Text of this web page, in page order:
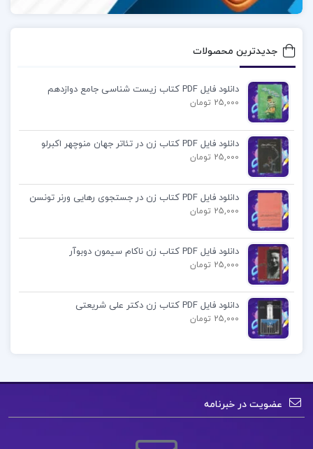
جدیدترین محصولات
دانلود فایل PDF کتاب زیست شناسی جامع دوازدهم
25,000 تومان
دانلود فایل PDF کتاب زن در تئاتر جهان منوچهر اکبرلو
25,000 تومان
دانلود فایل PDF کتاب زن در جستجوی رهایی ورنر تونسن
25,000 تومان
دانلود فایل PDF کتاب زن ناکام سیمون دوبوآر
25,000 تومان
دانلود فایل PDF کتاب زن دکتر علی شریعتی
25,000 تومان
عضویت در خبرنامه